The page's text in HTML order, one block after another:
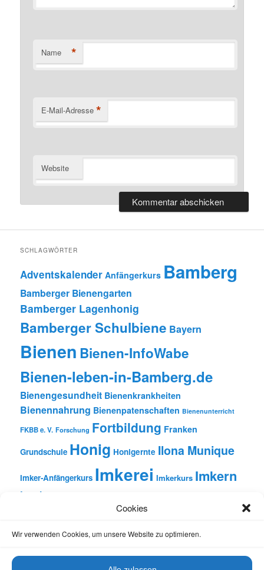
Cookies
Wir verwenden Cookies, um unsere Website zu optimieren.
Name *
E-Mail-Adresse *
Website
SCHLAGWÖRTER
Adventskalender Anfängerkurs Bamberg
Bamberger Bienengarten
Bamberger Lagenhonig
Bamberger Schulbiene Bayern
Bienen Bienen-InfoWabe
Bienen-leben-in-Bamberg.de
Bienengesundheit Bienenkrankheiten
Bienennahrung Bienenpatenschaften Bienenunterricht
FKBB e. V. Forschung Fortbildung Franken
Grundschule Honig Honigernte Ilona Munique
Imker-Anfängerkurs Imkerei Imkerkurs Imkern
Insekten
Natur Oberfranken
Unterricht
Vortrag Wachs